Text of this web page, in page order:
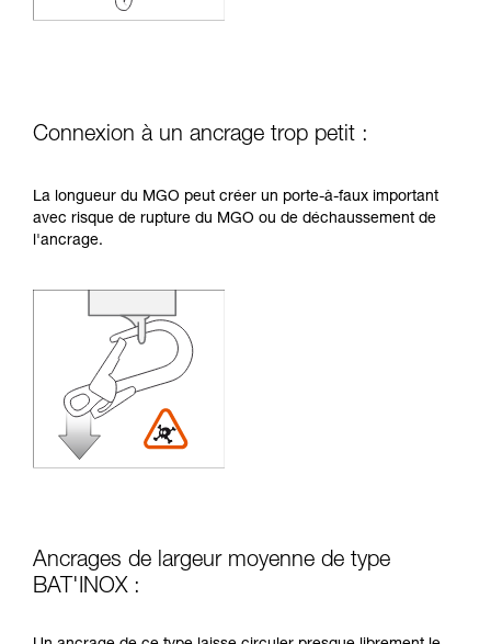
Connexion à un ancrage trop petit :
La longueur du MGO peut créer un porte-à-faux important
avec risque de rupture du MGO ou de déchaussement de
l'ancrage.
Ancrages de largeur moyenne de type
BAT'INOX :